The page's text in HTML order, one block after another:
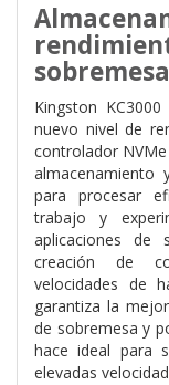
Kingston
nuevo nivel de
controlador
para procesar
trabajo y
aplicaciones de
creación de
velocidades de
garantiza la
de sobremesa y
hace ideal para
elevadas